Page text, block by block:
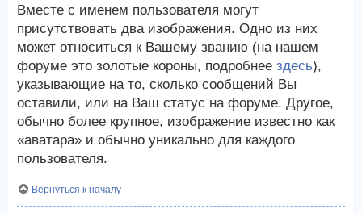
Вместе с именем пользователя могут
присутствовать два изображения. Одно из них
может относиться к Вашему званию (на нашем
форуме это золотые короны, подробнее здесь),
указывающие на то, сколько сообщений Вы
оставили, или на Ваш статус на форуме. Другое,
обычно более крупное, изображение известно как
«аватара» и обычно уникально для каждого
пользователя.
Вернуться к началу